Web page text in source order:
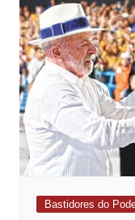
Bastidores do